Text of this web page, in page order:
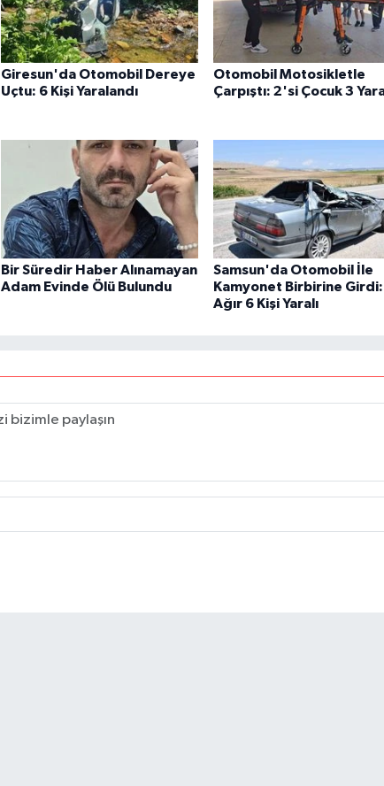
Giresun'da Otomobil Dereye
Uçtu: 6 Kişi Yaralandı
Otomobil Motosikletle
Çarpıştı: 2'si Çocuk 3
Bir Süredir Haber Alınamayan
Adam Evinde Ölü Bulundu
Samsun'da Otomobil İle
Kamyonet Birbirine
Ağır 6 Kişi Yaralı